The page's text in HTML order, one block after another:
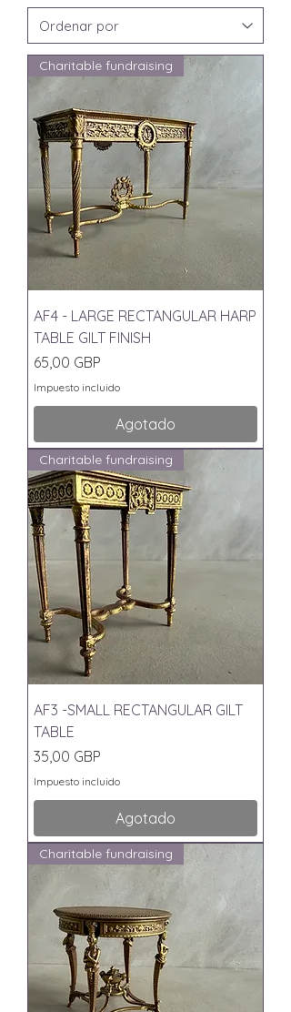
Charitable fundraising
AF4 - LARGE RECTANGULAR HARP
TABLE GILT FINISH
Precio
65,00 GBP
Impuesto incluido
Agotado
Charitable fundraising
AF3 -SMALL RECTANGULAR GILT
TABLE
Precio
35,00 GBP
Impuesto incluido
Agotado
Charitable fundraising